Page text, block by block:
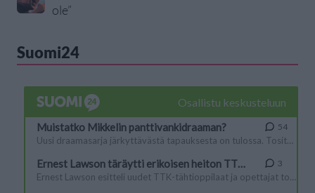
ole”
Suomi24